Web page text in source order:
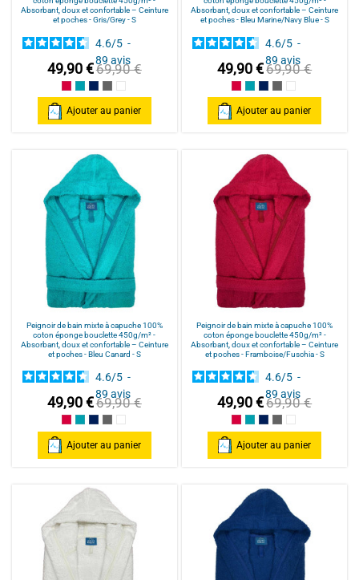
Absorbant, doux et confortable – Ceinture
et poches - Gris/Grey - S
4.6/5 -
89 avis
49,90 €69,90 €
Framboise/Fuschia
Bleu Canard
Bleu Marine/Navy Blue
Gris/Grey
Blanc/White
Ajouter au panier
Absorbant, doux et confortable – Ceinture
et poches - Bleu Marine/Navy Blue - S
4.6/5 -
89avis
49,90 €69,90 €
Framboise/Fuschia
Bleu Canard
Bleu Marine/Navy
Gris/Grey
Blanc/White
Ajouter au panier
Peignoir de bain mixte à capuche 100%
coton éponge bouclette 450g/m² -
Absorbant, doux et confortable – Ceinture
et poches - Bleu Canard - S
4.6/5 -
89 avis
49,90 €69,90 €
Framboise/Fuschia
Bleu Canard
Bleu Marine/Navy Blue
Gris/Grey
Blanc/White
Ajouter au panier
Peignoir de bain mixte à capuche 100%
coton éponge bouclette 450g/m² -
Absorbant, doux et confortable – Ceinture
et poches - Framboise/Fuschia - S
4.6/5 -
89avis
49,90 €69,90 €
Framboise/Fuschia
Bleu Canard
Bleu Marine/Navy
Gris/Grey
Blanc/White
Ajouter au panier